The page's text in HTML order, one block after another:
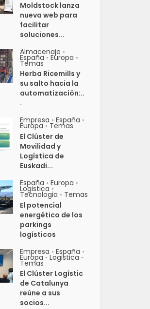
Moldstock lanza
nueva web para
facilitar
soluciones...
Almacenaje •
España • Europa •
Temas
Herba Ricemills y
su salto hacia la
automatización:..
.
Empresa • España •
Europa • Temas
El Clúster de
Movilidad y
Logística de
Euskadi...
España • Europa •
Logistica •
Tecnologia • Temas
El potencial
energético de los
parkings
logísticos
Empresa • España •
Europa • Logistica •
Temas
El Clúster Logístic
de Catalunya
reúne a sus
socios...